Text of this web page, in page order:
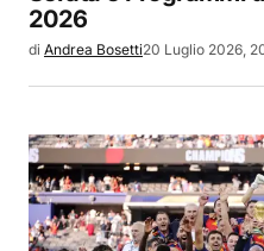
2026
di Andrea Bosetti20 Luglio 2026,